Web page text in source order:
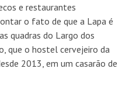
e restaurantes
o fato de que a Lapa é
quadras do Largo dos
que o hostel cervejeiro da
2013, em um casarão de